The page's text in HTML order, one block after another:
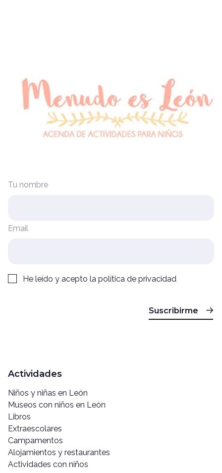
Tu nombre
Email
He leído y acepto la política de privacidad
Suscribirme
Actividades
Niños y niñas en León
Museos con niños en León
Libros
Extraescolares
Campamentos
Alojamientos y restaurantes
Actividades con niños